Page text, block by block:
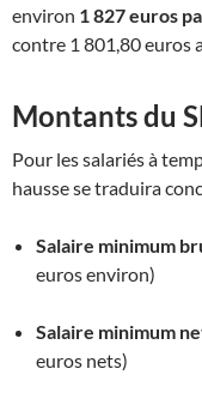
environ 1 827 euros
contre 1 801,80 euros
Montants du
Pour les salariés à
hausse se traduira
Salaire minimum
euros environ)
Salaire minimum
euros nets)